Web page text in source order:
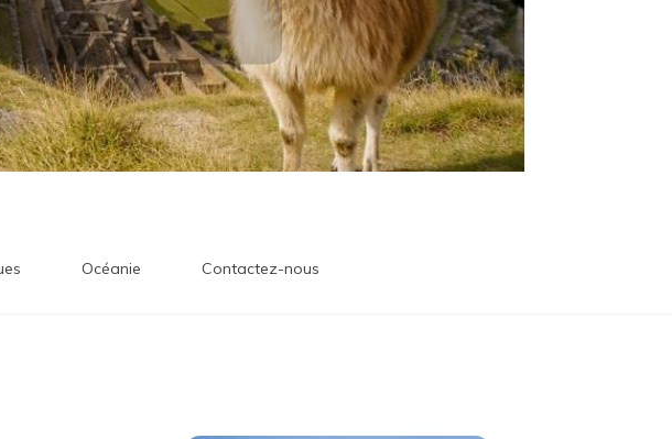
Océanie Contactez-nous